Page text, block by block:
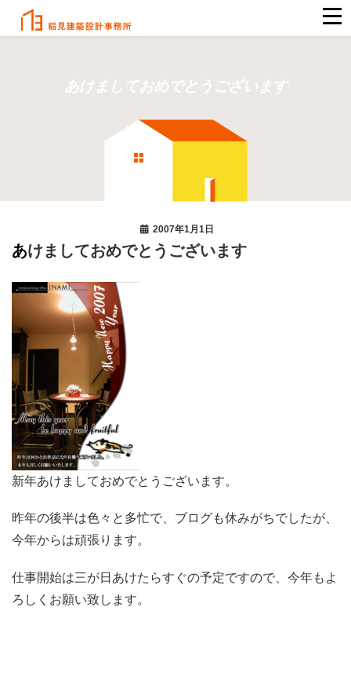
あけましておめでとうございます
2007年1月1日
あけましておめでとうございます
新年あけましておめでとうございます。
昨年の後半は色々と多忙で、ブログも休みがちでしたが、
今年からは頑張ります。
仕事開始は三が日あけたらすぐの予定ですので、今年もよ
ろしくお願い致します。